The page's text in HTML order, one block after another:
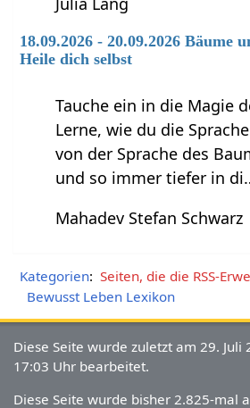
18.09.2026 - 20.09.2026 Bäume
Heile dich selbst
Tauche ein in die Magie
Lerne, wie du die
von der Sprache des
und so immer tiefer in
Mahadev Stefan Schwarz
Kategorien: Seiten, die die RSS-
Bewusst Leben Lexikon
Diese Seite wurde zuletzt am 29. Juli
17:03 Uhr bearbeitet.
Diese Seite wurde bisher 2.825-mal